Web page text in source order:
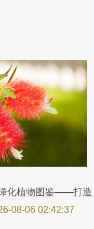
化植物图鉴——打造
自然乐园
08-06 02:42:37